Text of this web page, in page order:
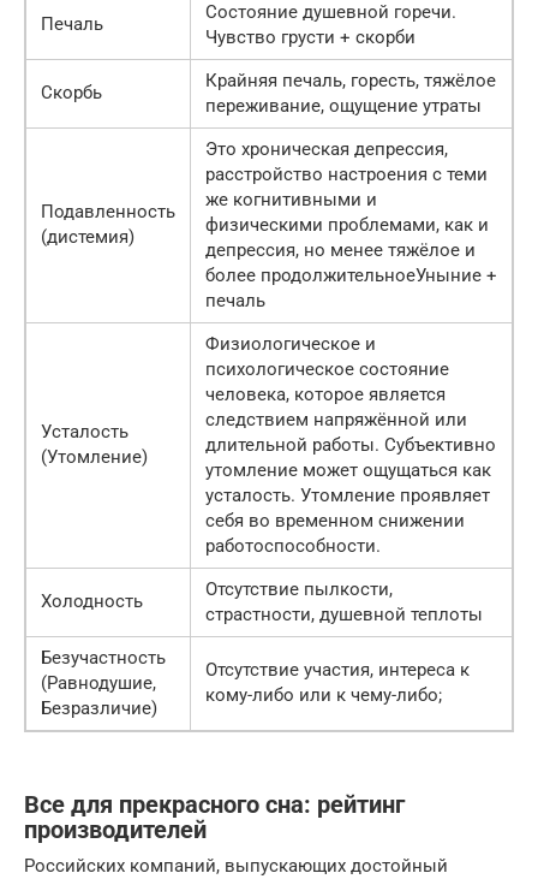
Печаль
Состояние душевной горечи.
Чувство грусти + скорби
Скорбь
Крайняя печаль, горесть, тяжёлое
переживание, ощущение утраты
Подавленность
(дистемия)
Это хроническая депрессия,
расстройство настроения с теми
же когнитивными и
физическими проблемами, как и
депрессия, но менее тяжёлое и
более продолжительноеУныние +
печаль
Усталость
(Утомление)
Физиологическое и
психологическое состояние
человека, которое является
следствием напряжённой или
длительной работы. Субъективно
утомление может ощущаться как
усталость. Утомление проявляет
себя во временном снижении
работоспособности.
Холодность
Отсутствие пылкости,
страстности, душевной теплоты
Безучастность
(Равнодушие,
Безразличие)
Отсутствие участия, интереса к
кому-либо или к чему-либо;
Все для прекрасного сна: рейтинг
производителей
Российских компаний, выпускающих достойный